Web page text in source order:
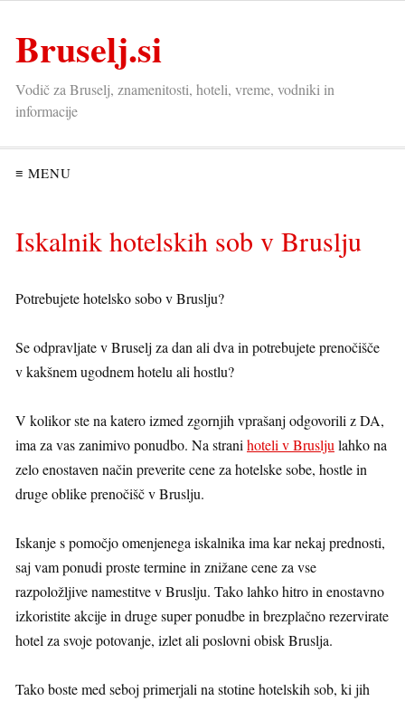
Bruselj.si
Vodič za Bruselj, znamenitosti, hoteli, vreme, vodniki in
informacije
≡ MENU
Iskalnik hotelskih sob v Bruslju
Potrebujete hotelsko sobo v Bruslju?
Se odpravljate v Bruselj za dan ali dva in potrebujete prenočišče
v kakšnem ugodnem hotelu ali hostlu?
V kolikor ste na katero izmed zgornjih vprašanj odgovorili z DA,
ima za vas zanimivo ponudbo. Na strani hoteli v Bruslju lahko na
zelo enostaven način preverite cene za hotelske sobe, hostle in
druge oblike prenočišč v Bruslju.
Iskanje s pomočjo omenjenega iskalnika ima kar nekaj prednosti,
saj vam ponudi proste termine in znižane cene za vse
razpoložljive namestitve v Bruslju. Tako lahko hitro in enostavno
izkoristite akcije in druge super ponudbe in brezplačno rezervirate
hotel za svoje potovanje, izlet ali poslovni obisk Bruslja.
Tako boste med seboj primerjali na stotine hotelskih sob, ki jih